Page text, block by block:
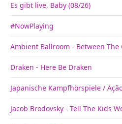
Es gibt live, Baby (08/26)
#NowPlaying
Ambient Ballroom - Between The
Draken - Here Be Draken
Japanische Kampfhörspiele /
Jacob Brodovsky - Tell The Kids